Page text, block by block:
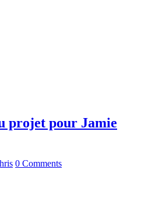
projet pour Jamie
0 Comments